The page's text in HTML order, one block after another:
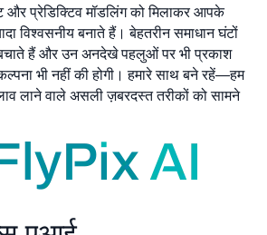
और प्रेडिक्टिव मॉडलिंग को मिलाकर आपके
विश्वसनीय बनाते हैं। बेहतरीन समाधान घंटों
बचाते हैं और उन अनदेखे पहलुओं पर भी प्रकाश
भी नहीं की होगी। हमारे साथ बने रहें—हम
लाने वाले असली ज़बरदस्त तरीकों को सामने